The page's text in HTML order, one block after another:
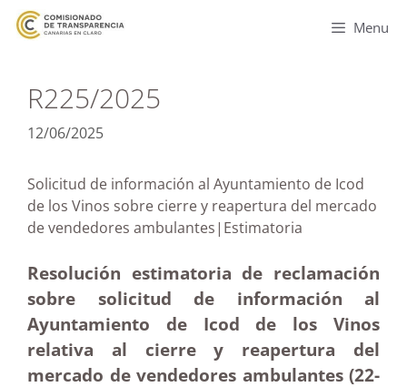
Menu
R225/2025
12/06/2025
Solicitud de información al Ayuntamiento de Icod
de los Vinos sobre cierre y reapertura del mercado
de vendedores ambulantes|Estimatoria
Resolución estimatoria de reclamación
sobre solicitud de información al
Ayuntamiento de Icod de los Vinos
relativa al cierre y reapertura del
mercado de vendedores ambulantes (22-